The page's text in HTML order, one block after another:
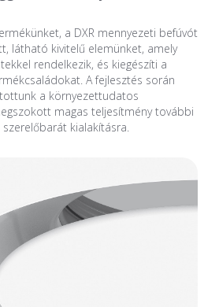
a DXR mennyezeti befúvót
látható kivitelű elemünket, amely
rendelkezik, és kiegészíti a
A fejlesztés során
a környezettudatos
magas teljesítmény további
kialakításra.